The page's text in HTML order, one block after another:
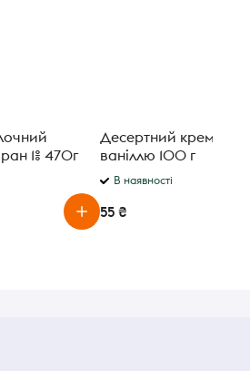
1% 470г
Десертний крем Elle-
ваніллю 100 г
В наявності
55 ₴